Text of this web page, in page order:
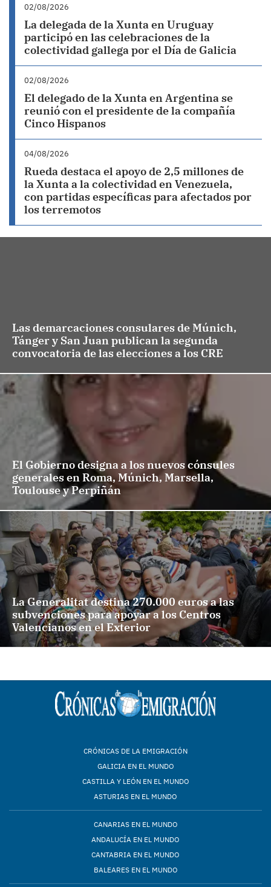
02/08/2026
La delegada de la Xunta en Uruguay
participó en las celebraciones de la
colectividad gallega por el Día de Galicia
02/08/2026
El delegado de la Xunta en Argentina se
reunió con el presidente de la compañía
Cinco Hispanos
04/08/2026
Rueda destaca el apoyo de 2,5 millones de
la Xunta a la colectividad en Venezuela,
con partidas específicas para afectados por
los terremotos
Las demarcaciones consulares de Múnich,
Tánger y San Juan publican la segunda
convocatoria de las elecciones a los CRE
El Gobierno designa a los nuevos cónsules
generales en Roma, Múnich, Marsella,
Toulouse y Perpiñán
La Generalitat destina 270.000 euros a las
subvenciones para apoyar a los Centros
Valencianos en el Exterior
CRÓNICAS DE LA EMIGRACIÓN
GALICIA EN EL MUNDO
CASTILLA Y LEÓN EN EL MUNDO
ASTURIAS EN EL MUNDO
CANARIAS EN EL MUNDO
ANDALUCÍA EN EL MUNDO
CANTABRIA EN EL MUNDO
BALEARES EN EL MUNDO